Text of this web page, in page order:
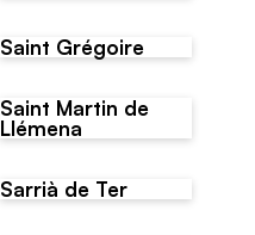
Saint Grégoire
Saint Martin de
Llémena
Sarrià de Ter